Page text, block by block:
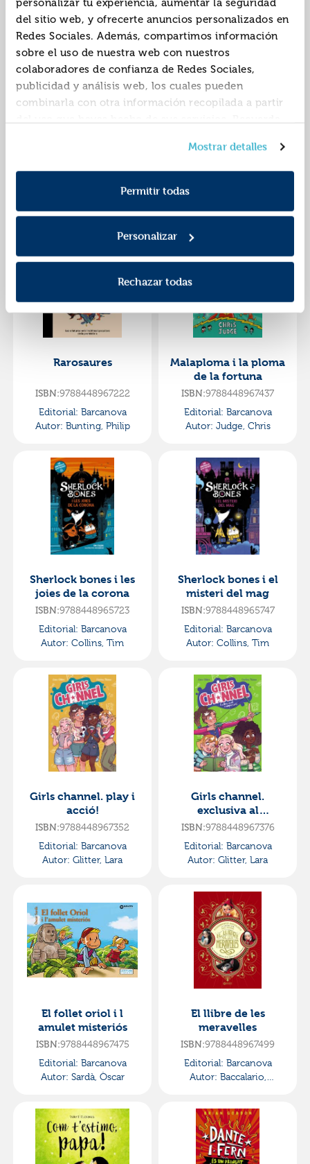
personalizar tu experiencia, aumentar la seguridad
del sitio web, y ofrecerte anuncios personalizados en
Redes Sociales. Además, compartimos información
sobre el uso de nuestra web con nuestros
colaboradores de confianza de Redes Sociales,
publicidad y análisis web, los cuales pueden
combinarla con otra información recopilada a partir
consentimiento en cualquier momento. Para más
información consulta laPolítica de Cookiesy la
Política de Privacidad.
Mostrar detalles
Permitir todas
Personalizar
Rechazar todas
Barcanova
Autor:Pasqual I EscrivÁ,
Atrapa el malvat!
Editorial:
Autor:Autors, Diversos
Rarosaures
ISBN:9788448967222
Editorial: Barcanova
Autor: Bunting, Philip
Malaploma i la ploma
de la fortuna
ISBN:9788448967437
Editorial: Barcanova
Autor: Judge, Chris
Sherlock bones i les
joies de la corona
ISBN:9788448965723
Editorial: Barcanova
Autor: Collins, Tim
Sherlock bones i el
misteri del mag
ISBN:9788448965747
Editorial: Barcanova
Autor: Collins, Tim
Girls channel. play i
acció!
ISBN:9788448967352
Editorial: Barcanova
Autor: Glitter, Lara
Girls channel.
exclusiva al
campament
ISBN:9788448967376
Editorial: Barcanova
Autor: Glitter, Lara
El follet oriol i l
amulet misteriós
ISBN:9788448967475
Editorial: Barcanova
Autor: Sardà, Òscar
El llibre de les
meravelles
ISBN:9788448967499
Editorial: Barcanova
Autor: Baccalario,